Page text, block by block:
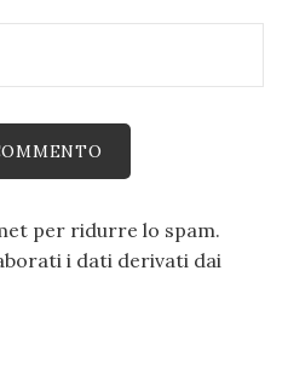
per ridurre lo spam.
i dati derivati dai